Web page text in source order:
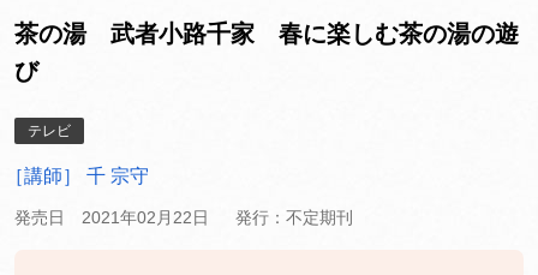
茶の湯 武者小路千家 春に楽しむ茶の湯の遊
び
テレビ
［講師］ 千 宗守
発売日 2021年02月22日 発行：不定期刊